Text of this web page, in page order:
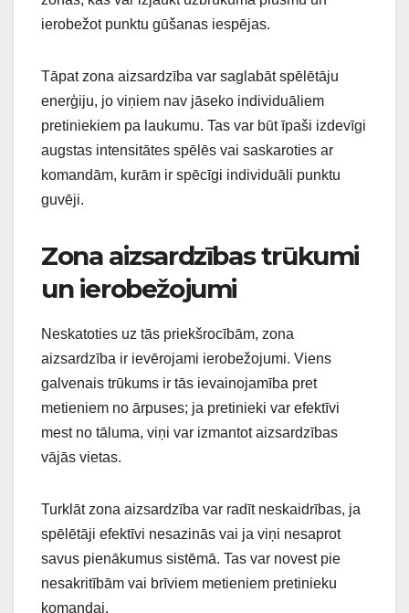
ierobežot punktu gūšanas iespējas.
Tāpat zona aizsardzība var saglabāt spēlētāju
enerģiju, jo viņiem nav jāseko individuāliem
pretiniekiem pa laukumu. Tas var būt īpaši izdevīgi
augstas intensitātes spēlēs vai saskaroties ar
komandām, kurām ir spēcīgi individuāli punktu
guvēji.
Zona aizsardzības trūkumi
un ierobežojumi
Neskatoties uz tās priekšrocībām, zona
aizsardzība ir ievērojami ierobežojumi. Viens
galvenais trūkums ir tās ievainojamība pret
metieniem no ārpuses; ja pretinieki var efektīvi
mest no tāluma, viņi var izmantot aizsardzības
vājās vietas.
Turklāt zona aizsardzība var radīt neskaidrības, ja
spēlētāji efektīvi nesazinās vai ja viņi nesaprot
savus pienākumus sistēmā. Tas var novest pie
nesakritībām vai brīviem metieniem pretinieku
komandai.